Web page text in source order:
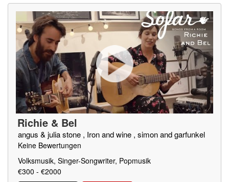
Richie & Bel
angus & julia stone , Iron and wine , simon and garfunkel
Keine Bewertungen
Volksmusik, Singer-Songwriter, Popmusik
€300 - €2000